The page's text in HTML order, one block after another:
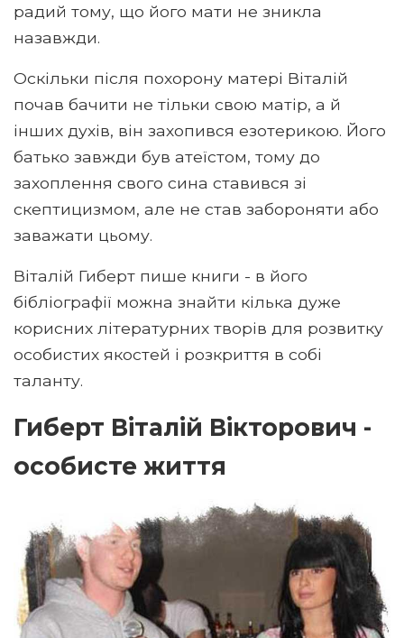
радий тому, що його мати не зникла
назавжди.
Оскільки після похорону матері Віталій
почав бачити не тільки свою матір, а й
інших духів, він захопився езотерикою. Його
батько завжди був атеїстом, тому до
захоплення свого сина ставився зі
скептицизмом, але не став забороняти або
заважати цьому.
Віталій Гиберт пише книги - в його
бібліографії можна знайти кілька дуже
корисних літературних творів для розвитку
особистих якостей і розкриття в собі
таланту.
Гиберт Віталій Вікторович -
особисте життя